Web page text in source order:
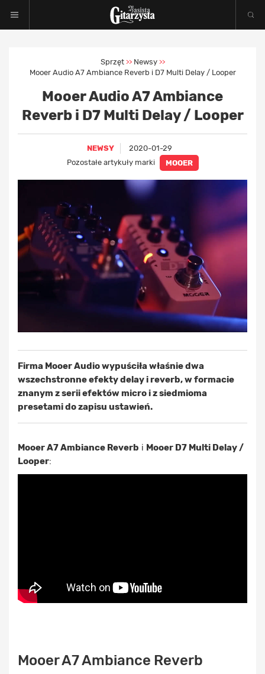
Sprzęt >> Newsy >>
Mooer Audio A7 Ambiance Reverb i D7 Multi Delay / Looper
Mooer Audio A7 Ambiance
Reverb i D7 Multi Delay / Looper
NEWSY
2020-01-29
Pozostałe artykuły marki
MOOER
Firma Mooer Audio wypuściła właśnie dwa
wszechstronne efekty delay i reverb, w formacie
znanym z serii efektów micro i z siedmioma
presetami do zapisu ustawień.
Mooer A7 Ambiance Reverb i Mooer D7 Multi Delay /
Looper:
Mooer A7 Ambiance Reverb